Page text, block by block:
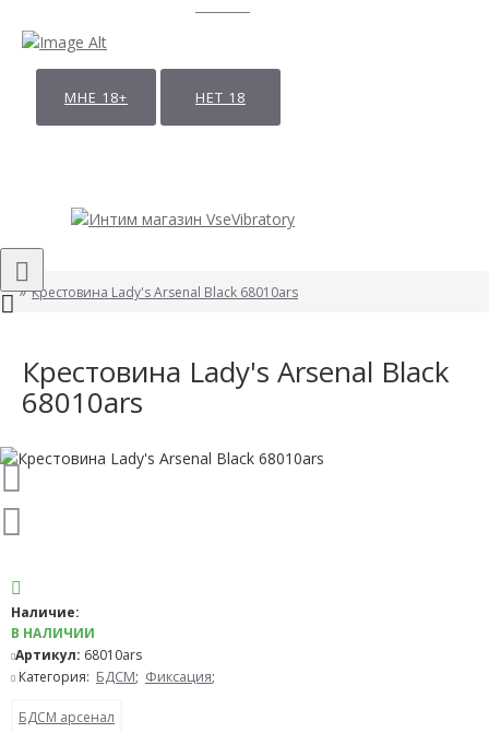
МНЕ 18+ НЕТ 18
Крестовина Lady's Arsenal Black 68010ars
Крестовина Lady's Arsenal Black
68010ars
Наличие:
В НАЛИЧИИ
Артикул: 68010ars
Категория: БДСМ; Фиксация;
БДСМ арсенал